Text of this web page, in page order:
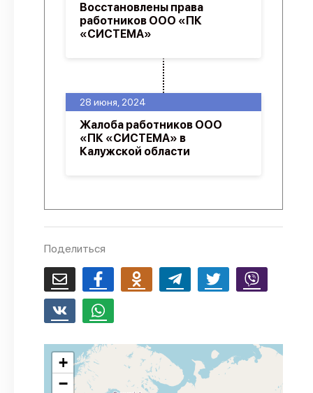
28 июня, 2024
Жалоба работников ООО
«ПК «СИСТЕМА» в
Калужской области
Восстановлены права
работников ООО «ПК
«СИСТЕМА»
Поделиться
+
−